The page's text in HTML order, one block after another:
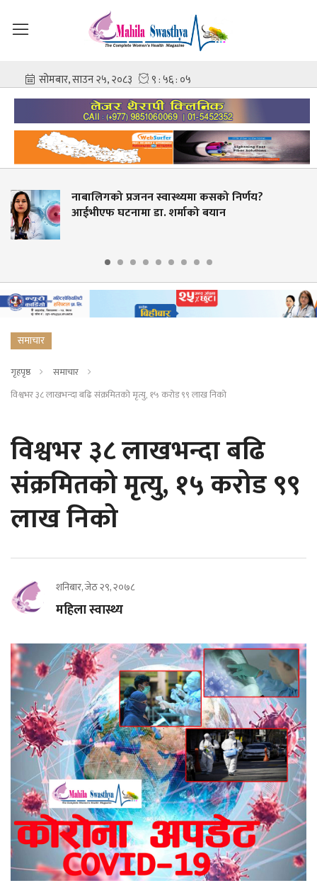
स्वास्थ्यमा कसको निर्णय?
डा. शर्माको बयान
सरकारी
समाचार
गृहपृष्ठ
समाचार
विश्वभर ३८ लाखभन्दा बढि संक्रमितको मृत्यु, १५ करोड ९९ लाख निको
विश्वभर ३८ लाखभन्दा बढि
संक्रमितको मृत्यु, १५ करोड ९९
लाख निको
शनिबार, जेठ २९, २०७८
महिला स्वास्थ्य